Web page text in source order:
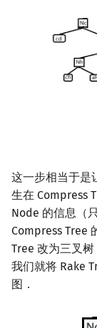
这一步相当于是
生在 Compress
Node 的信息（
Compress Tree
Tree 改为三叉
我们就将 Rake
图．